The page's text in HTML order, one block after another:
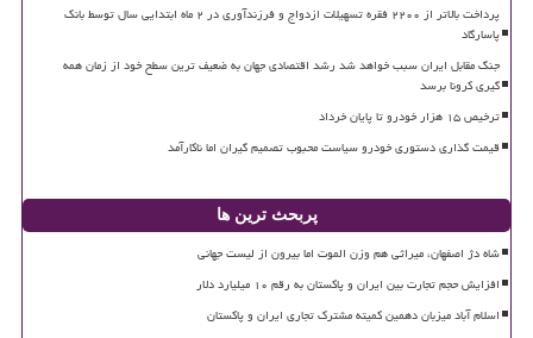
پرداخت بالاتر از ۲۲۰۰ فقره تسهیلات ازدواج و فرزندآوری در ۲ ماه ابتدایی سال توسط بانک
پاسارگاد
جنگ مقابل ایران سبب خواهد شد رشد اقتصادی جهان به ضعیف ترین سطح خود از زمان همه
گیری کرونا برسد
ترخیص ۱۵ هزار خودرو تا پایان خرداد
قیمت گذاری دستوری خودرو سیاست محبوب تصمیم گیران اما ناکارآمد
پربحث ترین ها
شاه دژ اصفهان، میراثی هم وزن الموت اما بیرون از لیست جهانی
افزایش حجم تجارت بین ایران و پاکستان به رقم ۱۰ میلیارد دلار
اسلام آباد میزبان دهمین کمیته مشترک تجاری ایران و پاکستان